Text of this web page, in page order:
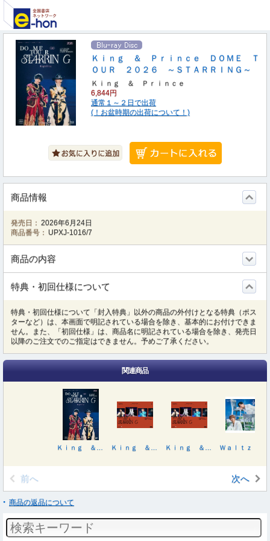
Ｋｉｎｇ ＆ Ｐｒｉｎｃｅ ＤＯＭＥ Ｔ
ＯＵＲ ２０２６ ～ＳＴＡＲＲＩＮＧ～
Ｋｉｎｇ ＆ Ｐｒｉｎｃｅ
6,844円
通常１～２日で出荷
(！お盆時期の出荷について！)
商品情報
発売日： 2026年6月24日
商品番号： UPXJ-1016/7
商品の内容
特典・初回仕様について
特典・初回仕様について「封入特典」以外の商品の外付けとなる特典（ポス
ターなど）は、本画面で明記されている場合を除き、基本的にお付けできま
せん。また、「初回仕様」は、商品名に明記されている場合を除き、発売日
以降のご注文でのご指定はできません。予めご了承ください。
関連商品
前へ 次へ
商品の返品について